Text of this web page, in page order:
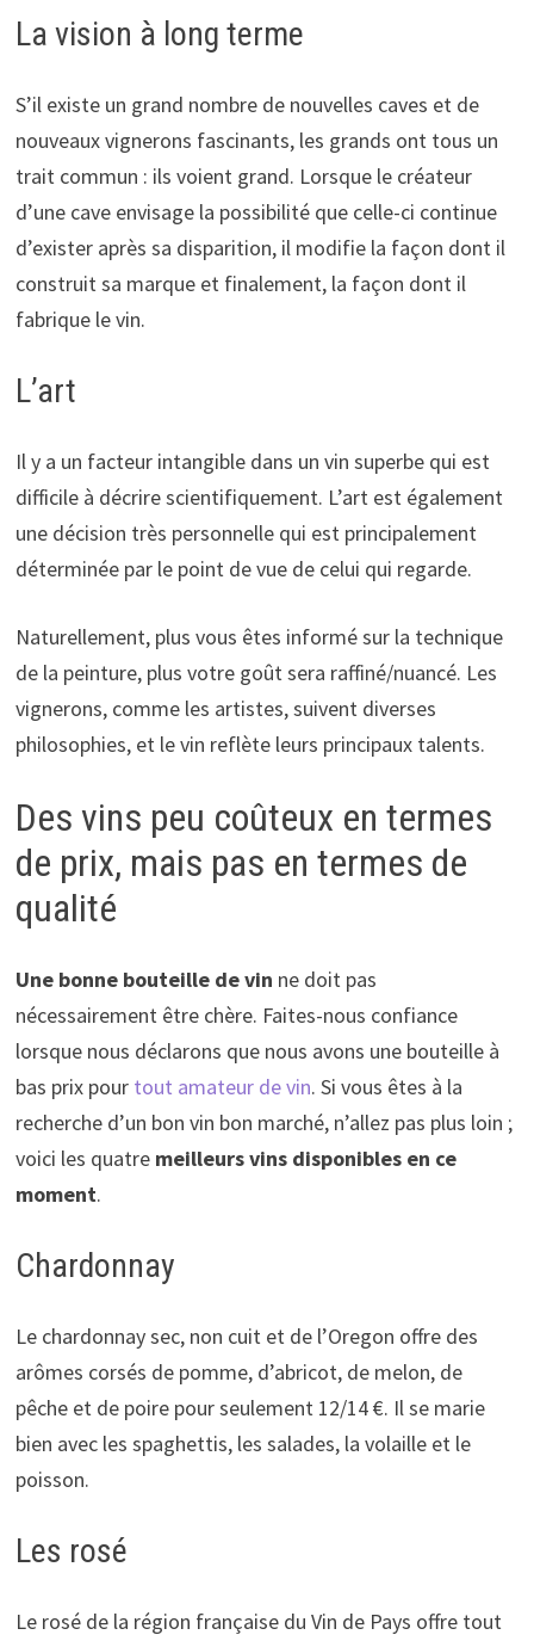
La vision à long terme
S’il existe un grand nombre de nouvelles caves et de
nouveaux vignerons fascinants, les grands ont tous un
trait commun : ils voient grand. Lorsque le créateur
d’une cave envisage la possibilité que celle-ci continue
d’exister après sa disparition, il modifie la façon dont il
construit sa marque et finalement, la façon dont il
fabrique le vin.
L’art
Il y a un facteur intangible dans un vin superbe qui est
difficile à décrire scientifiquement. L’art est également
une décision très personnelle qui est principalement
déterminée par le point de vue de celui qui regarde.
Naturellement, plus vous êtes informé sur la technique
de la peinture, plus votre goût sera raffiné/nuancé. Les
vignerons, comme les artistes, suivent diverses
philosophies, et le vin reflète leurs principaux talents.
Des vins peu coûteux en termes
de prix, mais pas en termes de
qualité
Une bonne bouteille de vin ne doit pas
nécessairement être chère. Faites-nous confiance
lorsque nous déclarons que nous avons une bouteille à
bas prix pour tout amateur de vin. Si vous êtes à la
recherche d’un bon vin bon marché, n’allez pas plus loin ;
voici les quatre meilleurs vins disponibles en ce
moment.
Chardonnay
Le chardonnay sec, non cuit et de l’Oregon offre des
arômes corsés de pomme, d’abricot, de melon, de
pêche et de poire pour seulement 12/14 €. Il se marie
bien avec les spaghettis, les salades, la volaille et le
poisson.
Les rosé
Le rosé de la région française du Vin de Pays offre tout